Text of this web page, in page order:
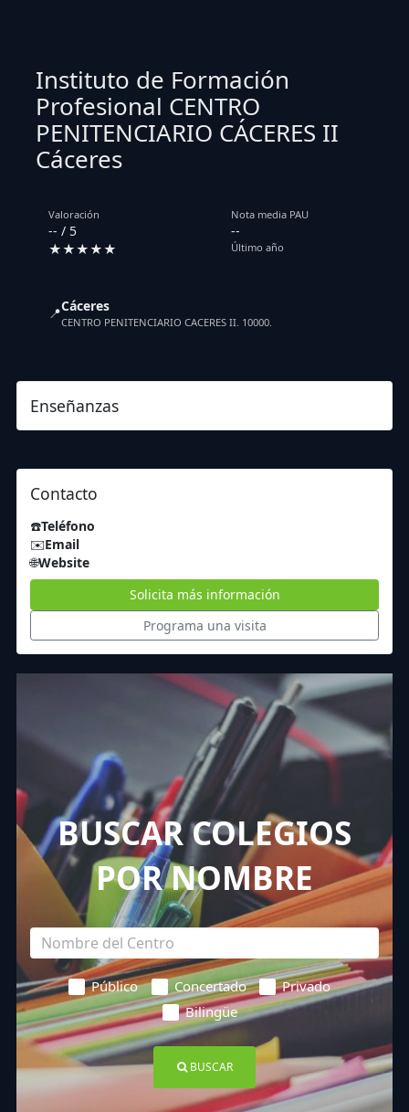
Instituto de Formación
Profesional CENTRO
PENITENCIARIO CÁCERES II
Cáceres
Valoración
-- / 5
★★★★★
Nota media PAU
--
Último año
📍Cáceres
CENTRO PENITENCIARIO CACERES II. 10000.
Enseñanzas
Contacto
☎️Teléfono
✉️Email
🌐Website
Solicita más información
Programa una visita
BUSCAR COLEGIOS
POR NOMBRE
Público Concertado
Privado
Bilingüe
BUSCAR